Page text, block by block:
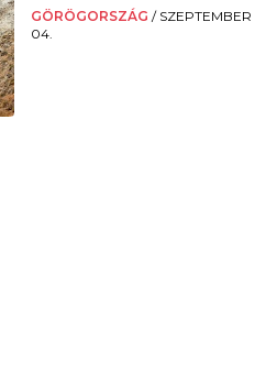
GÖRÖGORSZÁG / SZEPTEMBER
04.